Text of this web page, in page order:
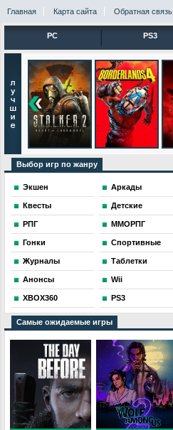
Главная Карта сайта Обратная связь
PC PS3
Выбор игр по жанру
Экшен Аркады
Квесты Детские
РПГ ММОРПГ
Гонки Спортивные
Журналы Таблетки
Анонсы Wii
XBOX360 PS3
Самые ожидаемые игры